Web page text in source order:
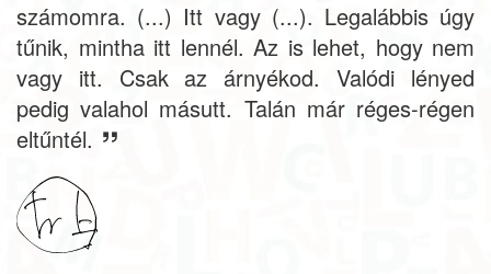
számomra. (...) Itt vagy (...). Legalábbis úgy
tűnik, mintha itt lennél. Az is lehet, hogy nem
vagy itt. Csak az árnyékod. Valódi lényed
pedig valahol másutt. Talán már réges-régen
eltűntél.